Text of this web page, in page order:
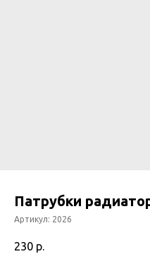
Патрубки
Артикул: 2026
230 р.